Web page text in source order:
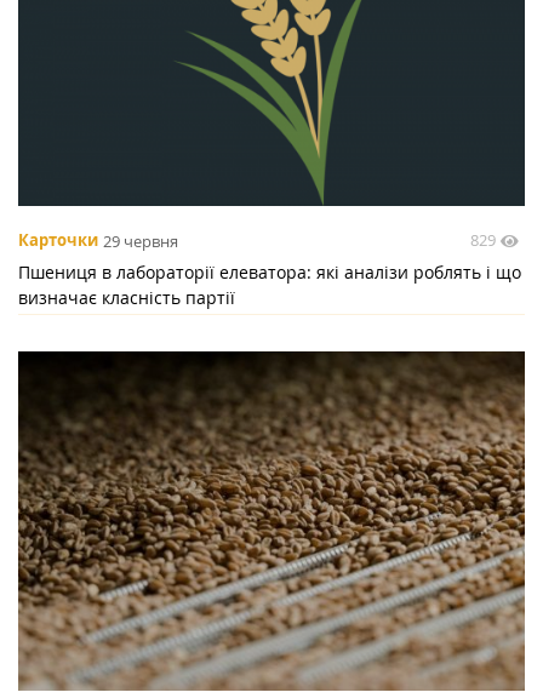
Карточки 29 червня 829
Пшениця в лабораторії елеватора: які аналізи роблять і що
визначає класність партії